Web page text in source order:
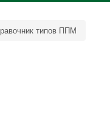
типов ППМ